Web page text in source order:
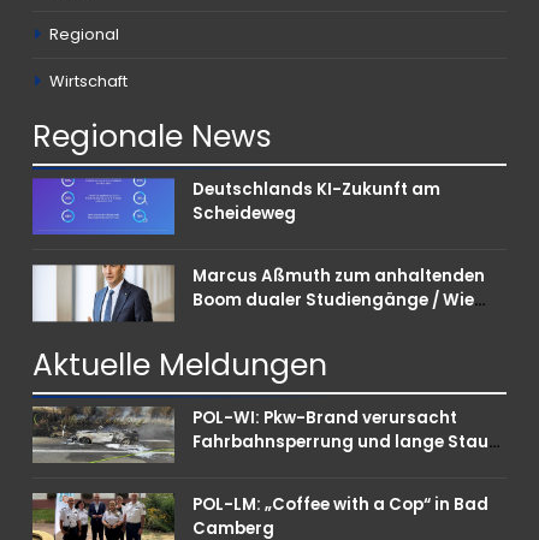
Regional
Wirtschaft
Regionale News
Deutschlands KI-Zukunft am
Scheideweg
Marcus Aßmuth zum anhaltenden
Boom dualer Studiengänge / Wie
punkten können
Aktuelle Meldungen
POL-WI: Pkw-Brand verursacht
Fahrbahnsperrung und lange Staus
POL-LM: „Coffee with a Cop“ in Bad
Camberg